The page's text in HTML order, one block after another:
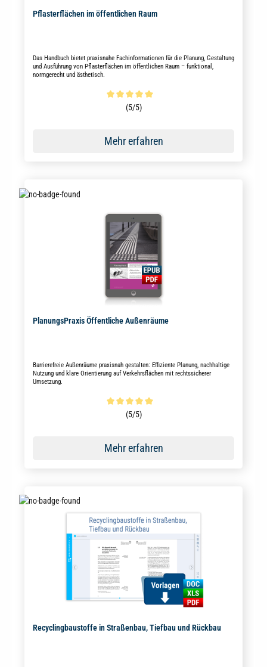
Pflasterflächen im öffentlichen Raum
Das Handbuch bietet praxisnahe Fachinformationen für die Planung, Gestaltung
und Ausführung von Pflasterflächen im öffentlichen Raum – funktional,
normgerecht und ästhetisch.
Durchschnittliche Bewertung von 5 von 5 Sternen
(5/5)
Mehr erfahren
PlanungsPraxis Öffentliche Außenräume
Barrierefreie Außenräume praxisnah gestalten: Effiziente Planung, nachhaltige
Nutzung und klare Orientierung auf Verkehrsflächen mit rechtssicherer
Umsetzung.
Durchschnittliche Bewertung von 5 von 5 Sternen
(5/5)
Mehr erfahren
Recyclingbaustoffe in Straßenbau, Tiefbau und Rückbau